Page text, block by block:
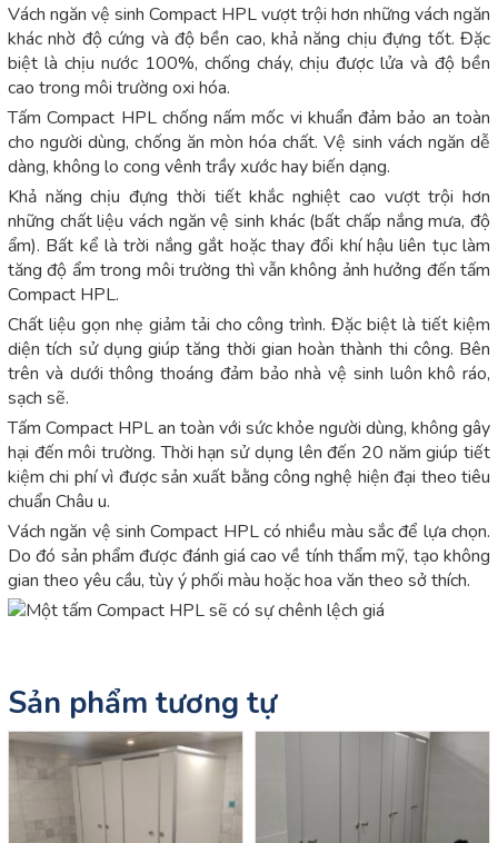
Vách ngăn vệ sinh Compact HPL vượt trội hơn những vách ngăn
khác nhờ độ cứng và độ bền cao, khả năng chịu đựng tốt. Đặc
biệt là chịu nước 100%, chống cháy, chịu được lửa và độ bền
cao trong môi trường oxi hóa.
Tấm Compact HPL chống nấm mốc vi khuẩn đảm bảo an toàn
cho người dùng, chống ăn mòn hóa chất. Vệ sinh vách ngăn dễ
dàng, không lo cong vênh trầy xước hay biến dạng.
Khả năng chịu đựng thời tiết khắc nghiệt cao vượt trội hơn
những chất liệu vách ngăn vệ sinh khác (bất chấp nắng mưa, độ
ẩm). Bất kể là trời nắng gắt hoặc thay đổi khí hậu liên tục làm
tăng độ ẩm trong môi trường thì vẫn không ảnh hưởng đến tấm
Compact HPL.
Chất liệu gọn nhẹ giảm tải cho công trình. Đặc biệt là tiết kiệm
diện tích sử dụng giúp tăng thời gian hoàn thành thi công. Bên
trên và dưới thông thoáng đảm bảo nhà vệ sinh luôn khô ráo,
sạch sẽ.
Tấm Compact HPL an toàn với sức khỏe người dùng, không gây
hại đến môi trường. Thời hạn sử dụng lên đến 20 năm giúp tiết
kiệm chi phí vì được sản xuất bằng công nghệ hiện đại theo tiêu
chuẩn Châu u.
Vách ngăn vệ sinh Compact HPL có nhiều màu sắc để lựa chọn.
Do đó sản phẩm được đánh giá cao về tính thẩm mỹ, tạo không
gian theo yêu cầu, tùy ý phối màu hoặc hoa văn theo sở thích.
Sản phẩm tương tự